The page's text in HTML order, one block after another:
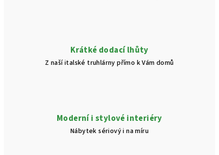
Krátké dodací lhůty
Z naší italské truhlárny přímo k Vám domů
Moderní i stylové interiéry
Nábytek sériový i na míru